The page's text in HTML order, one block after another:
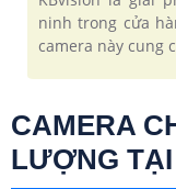
ninh trong cửa
camera này cung
CAMERA
LƯỢNG